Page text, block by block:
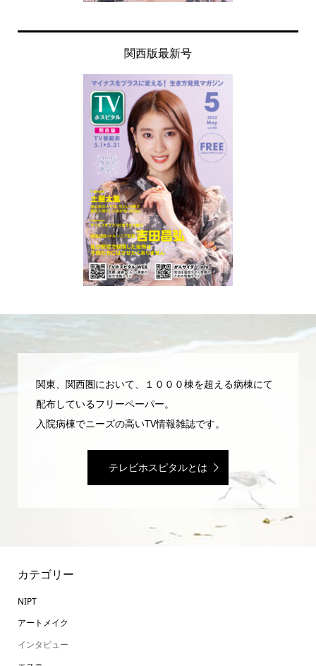
関西版最新号
関東、関西圏において、１０００棟を超える病棟にて
配布しているフリーペーパー。
入院病棟でニーズの高いTV情報雑誌です。
テレビホスピタルとは
カテゴリー
NIPT
アートメイク
インタビュー